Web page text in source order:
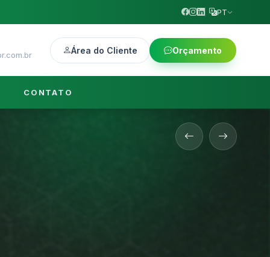
PT
Área do Cliente Orçamento
CONTATO